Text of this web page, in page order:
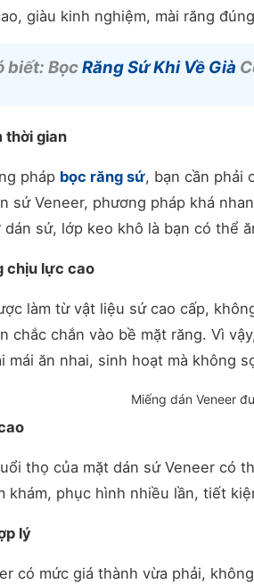
giàu kinh nghiệm, mài răng
biết: BọcRăng Sứ Khi Về Già
thời gian
pháp bọc răng sứ, bạn cần phải
sứ Veneer, phương pháp khá
dán sứ, lớp keo khô là bạn có thể
chịu lực cao
làm từ vật liệu sứ cao cấp,
chắc chắn vào bề mặt răng. Vì
mái ăn nhai, sinh hoạt mà không
Miếng dán Veneer
thọ của mặt dán sứ Veneer có
khám, phục hình nhiều lần, tiết
lý
có mức giá thành vừa phải,